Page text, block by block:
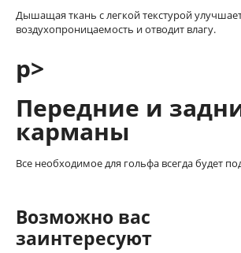
Дышащая ткань с легкой текстурой
воздухопроницаемость и отводит влагу.
p>
Передние и
карманы
Все необходимое для гольфа всегда будет
Возможно вас
заинтересуют